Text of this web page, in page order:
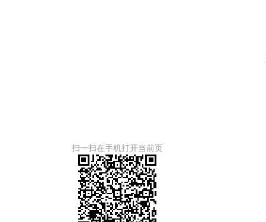
扫一扫在手机打开当前页